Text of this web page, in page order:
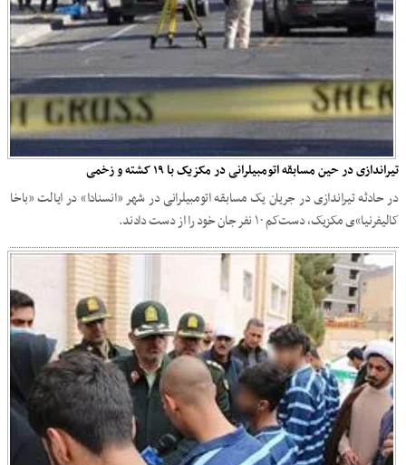
تیراندازی در حین مسابقه اتومبیلرانی در مکزیک با ۱۹ کشته و زخمی
در حادثه تیراندازی در جریان یک مسابقه اتومبیلرانی در شهر «انسنادا» در ایالت «باخا
کالیفرنیا»ی مکزیک، دست‌کم ۱۰ نفر جان خود را از دست دادند.